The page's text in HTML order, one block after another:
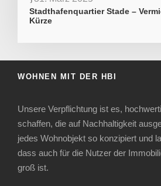
Stadthafenquartier Stade –
Kürze
WOHNEN MIT DER HBI
Unsere Verpflichtung ist es,
schaffen, die auf Nachhaltigkeit
jedes Wohnobjekt so konzipiert und
dass auch für die Nutzer der
groß ist.